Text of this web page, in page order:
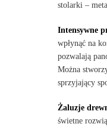
stolarki –
Intensywne
wpłynąć na
pozwalają
Można
sprzyjający
Żaluzje
świetne